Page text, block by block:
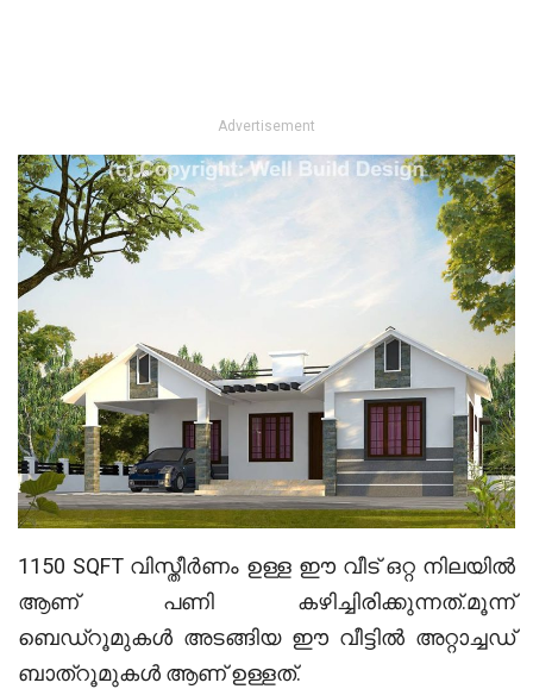
Advertisement
1150 SQFT വിസ്തീർണം ഉള്ള ഈ വീട് ഒറ്റ നിലയിൽ
ആണ് പണി കഴിച്ചിരിക്കുന്നത്.മൂന്ന്
ബെഡ്റൂമുകൾ അടങ്ങിയ ഈ വീട്ടിൽ അറ്റാച്ചഡ്
ബാത്റൂമുകൾ ആണ് ഉള്ളത്.